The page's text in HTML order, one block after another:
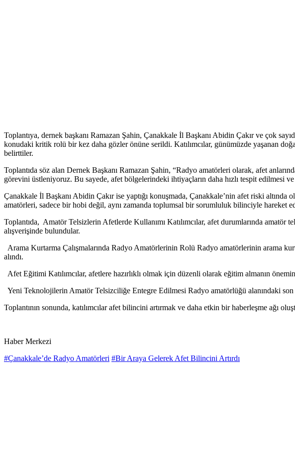
Toplantıya, dernek başkanı Ramazan Şahin, Çanakkale İl Başkanı Abidin Çakır ve çok
konudaki kritik rolü bir kez daha gözler önüne serildi. Katılımcılar, günümüzde yaşanan
belirttiler.
Toplantıda söz alan Dernek Başkanı Ramazan Şahin, “Radyo amatörleri olarak, afet
görevini üstleniyoruz. Bu sayede, afet bölgelerindeki ihtiyaçların daha hızlı tespit edilmesi
Çanakkale İl Başkanı Abidin Çakır ise yaptığı konuşmada, Çanakkale’nin afet riski
amatörleri, sadece bir hobi değil, aynı zamanda toplumsal bir sorumluluk bilinciyle hareket
Toplantıda, Amatör Telsizlerin Afetlerde Kullanımı Katılımcılar, afet durumlarında amatör
alışverişinde bulundular.
Arama Kurtarma Çalışmalarında Radyo Amatörlerinin Rolü Radyo amatörlerinin arama
alındı.
Afet Eğitimi Katılımcılar, afetlere hazırlıklı olmak için düzenli olarak eğitim almanın
Yeni Teknolojilerin Amatör Telsizciliğe Entegre Edilmesi Radyo amatörlüğü alanındaki
Toplantının sonunda, katılımcılar afet bilincini artırmak ve daha etkin bir haberleşme ağı
Haber Merkezi
#Çanakkale’de Radyo Amatörleri #Bir Araya Gelerek Afet Bilincini Artırdı